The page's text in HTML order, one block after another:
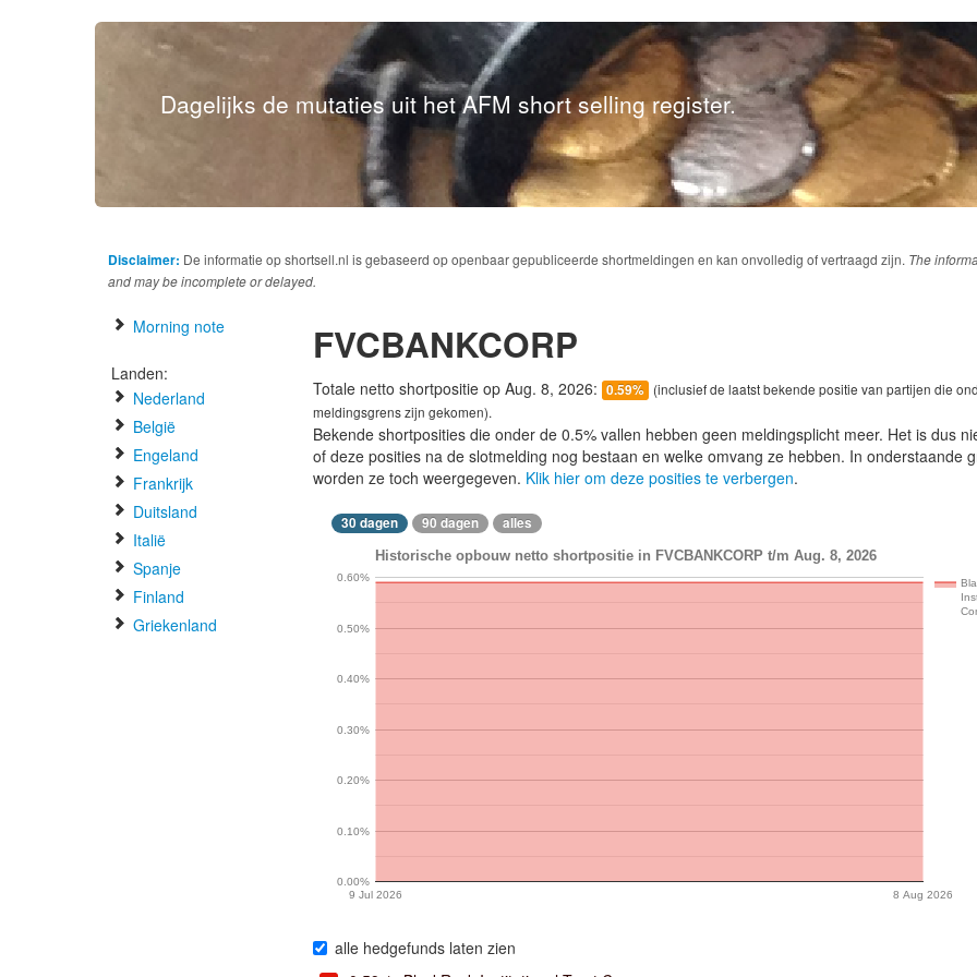
Dagelijks de mutaties uit het AFM short selling register.
Disclaimer: De informatie op shortsell.nl is gebaseerd op openbaar gepubliceerde shortmeldingen en kan onvolledig of vertraagd zijn. The
and may be incomplete or delayed.
Morning note
Landen:
Nederland
België
Engeland
Frankrijk
Duitsland
Italië
Spanje
Finland
Griekenland
FVCBANKCORP
Totale netto shortpositie op Aug. 8, 2026: 0.59% (inclusief de laatst bekende positie van partijen die
meldingsgrens zijn gekomen).
Bekende shortposities die onder de 0.5% vallen hebben geen meldingsplicht meer. Het is dus
of deze posities na de slotmelding nog bestaan en welke omvang ze hebben. In onderstaande
worden ze toch weergegeven. Klik hier om deze posities te verbergen.
30 dagen 90 dagen alles
Historische opbouw netto shortpositie in FVCBANKCORP t/m Aug. 8, 2026
9 Jul 2026 8 Aug 2026
0.00%
0.10%
0.20%
0.30%
0.40%
0.50%
0.60%
alle hedgefunds laten zien